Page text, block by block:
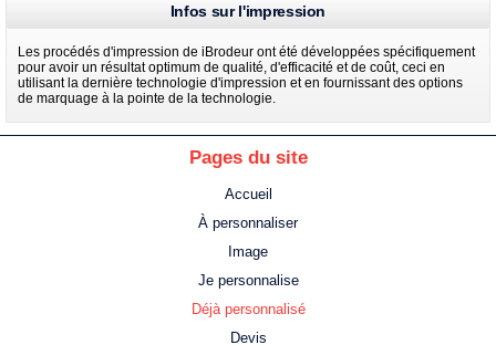
Infos sur l'impression
Les procédés d'impression de iBrodeur ont été développées spécifiquement
pour avoir un résultat optimum de qualité, d'efficacité et de coût, ceci en
utilisant la dernière technologie d'impression et en fournissant des options
de marquage à la pointe de la technologie.
Pages du site
Accueil
À personnaliser
Image
Je personnalise
Déjà personnalisé
Devis